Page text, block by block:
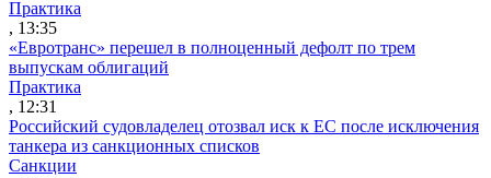
Практика
, 13:35
«Евротранс» перешел в полноценный дефолт по трем
выпускам облигаций
Практика
, 12:31
Российский судовладелец отозвал иск к ЕС после исключения
танкера из санкционных списков
Санкции